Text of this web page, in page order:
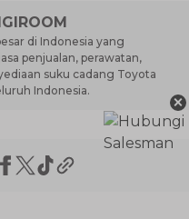
di Indonesia yang
penjualan, perawatan,
suku cadang Toyota
Indonesia.
×